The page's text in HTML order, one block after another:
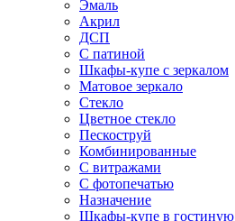
Эмаль
Акрил
ДСП
С патиной
Шкафы-купе с зеркалом
Матовое зеркало
Стекло
Цветное стекло
Пескоструй
Комбинированные
С витражами
С фотопечатью
Назначение
Шкафы-купе в гостиную